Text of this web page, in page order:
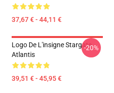
37,67 € - 44,11 €
Logo De L'insigne Stargate
Atlantis
39,51 € - 45,95 €
-20%